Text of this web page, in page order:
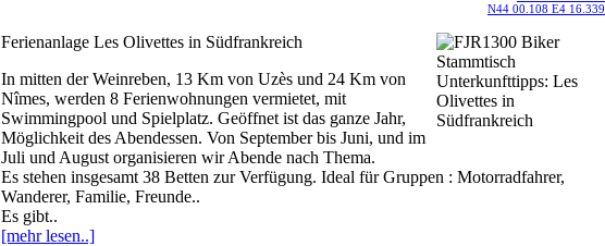
N44 00.108 E4 16.339
Ferienanlage Les Olivettes in Südfrankreich
In mitten der Weinreben, 13 Km von Uzès und 24 Km von
Nîmes, werden 8 Ferienwohnungen vermietet, mit
Swimmingpool und Spielplatz. Geöffnet ist das ganze Jahr,
Möglichkeit des Abendessen. Von September bis Juni, und im
Juli und August organisieren wir Abende nach Thema.
Es stehen insgesamt 38 Betten zur Verfügung. Ideal für Gruppen : Motorradfahrer,
Wanderer, Familie, Freunde..
Es gibt..
[mehr lesen..]